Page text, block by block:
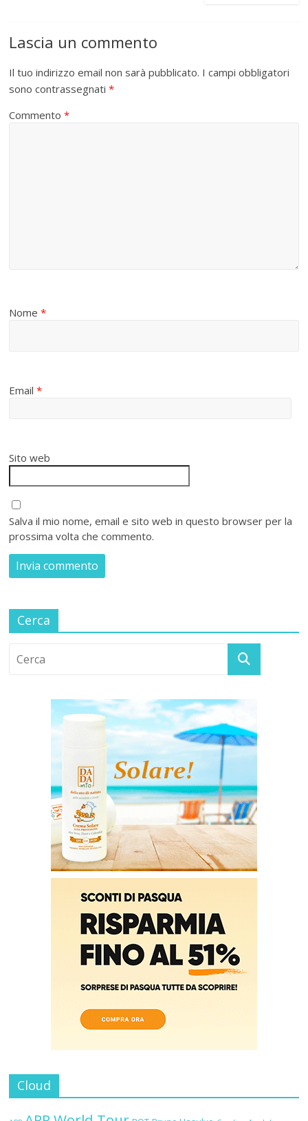
Lascia un commento
Il tuo indirizzo email non sarà pubblicato. I campi obbligatori
sono contrassegnati*
Commento*
Nome*
Email*
Sito web
Salva il mio nome, email e sito web in questo browser per la
prossima volta che commento.
Cerca
Cloud